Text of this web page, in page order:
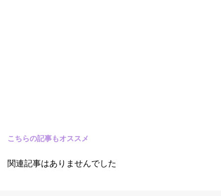
こちらの記事もオススメ
関連記事はありませんでした